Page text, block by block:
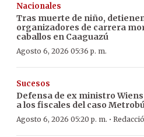
Nacionales
Tras muerte de niño,
organizadores de carrera
caballos en Caaguazú
Agosto 6, 2026 05:36 p. m.
Sucesos
Defensa de ex ministro
a los fiscales del caso
Agosto 6, 2026 05:20 p. m. ·